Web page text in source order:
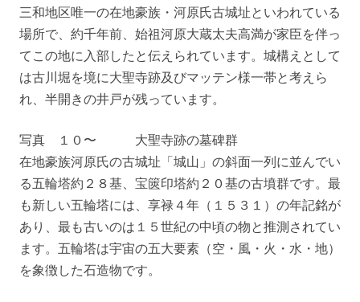
三和地区唯一の在地豪族・河原氏古城址といわれている
場所で、約千年前、始祖河原大蔵太夫高満が家臣を伴っ
てこの地に入部したと伝えられています。城構えとして
は古川堀を境に大聖寺跡及びマッテン様一帯と考えら
れ、半開きの井戸が残っています。
写真 １０〜 大聖寺跡の墓碑群
在地豪族河原氏の古城址「城山」の斜面一列に並んでい
る五輪塔約２８基、宝篋印塔約２０基の古墳群です。最
も新しい五輪塔には、享禄４年（１５３１）の年記銘が
あり、最も古いのは１５世紀の中頃の物と推測されてい
ます。五輪塔は宇宙の五大要素（空・風・火・水・地）
を象徴した石造物です。